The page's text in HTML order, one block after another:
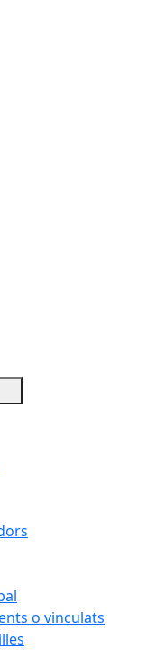
o vinculats